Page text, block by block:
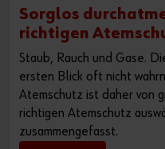
Sorglos
richtigen
Staub, Rauch und Gase.
ersten Blick oft nicht
Atemschutz ist daher von
richtigen Atemschutz
zusammengefasst.